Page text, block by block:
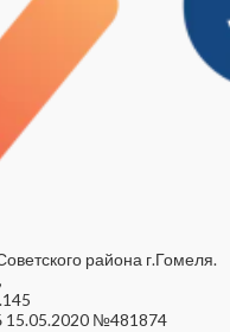
района г.Гомеля.
15.05.2020 №481874